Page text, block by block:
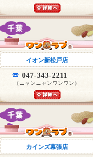
イオン新松戸店
047-343-2211
（ニャンニャンワンワン）
カインズ幕張店